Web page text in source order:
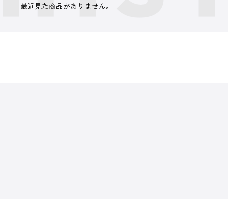
最近見た商品がありません。